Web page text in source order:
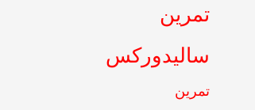
تمرین
سالیدورکس
تمرین